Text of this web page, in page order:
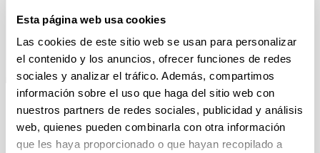
Esta página web usa cookies
Las cookies de este sitio web se usan para personalizar
el contenido y los anuncios, ofrecer funciones de redes
sociales y analizar el tráfico. Además, compartimos
información sobre el uso que haga del sitio web con
nuestros partners de redes sociales, publicidad y análisis
web, quienes pueden combinarla con otra información
que les haya proporcionado o que hayan recopilado a
AREA:
Formación y
Trabajo
Espacio
Profesional:
Servicios de
mediación